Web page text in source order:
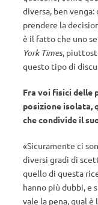
diversa, ben
prendere la
è il fatto che uno
York Times,
questo tipo di
Fra voi fisici delle
posizione isolata,
che condivide il
«Sicuramente ci
diversi gradi di
quello di questa
hanno più dubbi, e
vale la pena, qual